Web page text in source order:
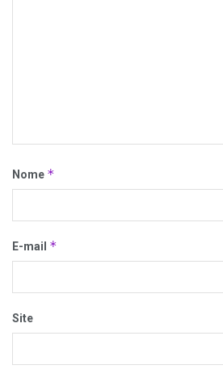
Nome *
E-mail *
Site